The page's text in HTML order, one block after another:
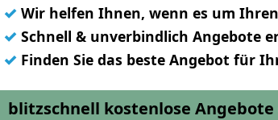
✓ Wir helfen Ihnen, wenn es um
✓ Schnell & unverbindlich Angebote
✓ Finden Sie das beste Angebot für
blitzschnell kostenlose